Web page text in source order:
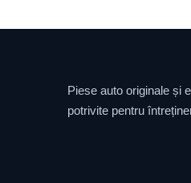
Piese auto originale și
potrivite pentru